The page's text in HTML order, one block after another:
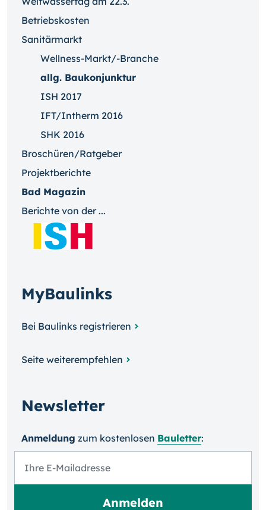
Betriebskosten
Sanitärmarkt
Wellness-Markt/-Branche
allg. Baukonjunktur
ISH 2017
IFT/Intherm 2016
SHK 2016
Broschüren/Ratgeber
Projektberichte
Bad Magazin
Berichte von der ...
MyBaulinks
Bei Baulinks registrieren
Seite weiterempfehlen
Newsletter
Anmeldung zum kosten­losen Bauletter: